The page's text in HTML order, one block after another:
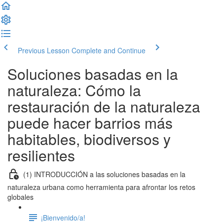
Previous Lesson Complete and Continue
Soluciones basadas en la
naturaleza: Cómo la
restauración de la naturaleza
puede hacer barrios más
habitables, biodiversos y
resilientes
(1) INTRODUCCIÓN a las soluciones basadas en la
naturaleza urbana como herramienta para afrontar los retos
globales
¡Bienvenido/a!